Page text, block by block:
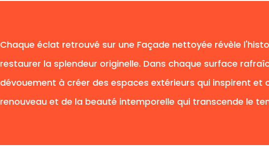
Chaque éclat retrouvé sur une Façade nettoyée révèle
restaurer la splendeur originelle. Dans chaque surface
dévouement à créer des espaces extérieurs qui inspirent
renouveau et de la beauté intemporelle qui transcende le